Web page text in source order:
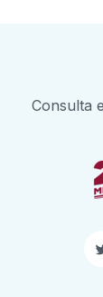
Consulta